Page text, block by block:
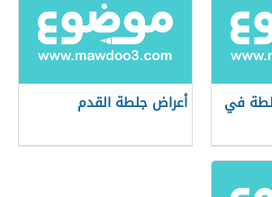
في
أعراض جلطة القدم